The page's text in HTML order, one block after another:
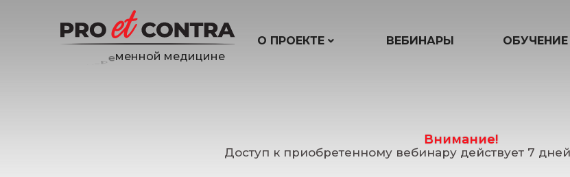
ине
О ПРОЕКТЕ ВЕБИНАРЫ ОБУЧЕНИЕ
Внимание!
Доступ к приобретенному вебинару действует 7